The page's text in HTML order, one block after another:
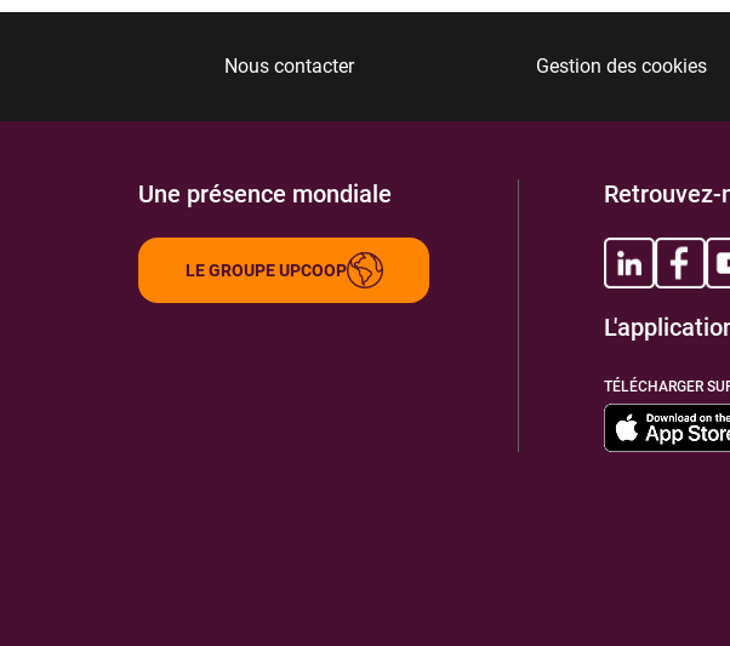
Nous contacter Gestion des cookies
Une présence mondiale
LE GROUPE UPCOOP
Retrouvez-
TÉLÉCHARGER